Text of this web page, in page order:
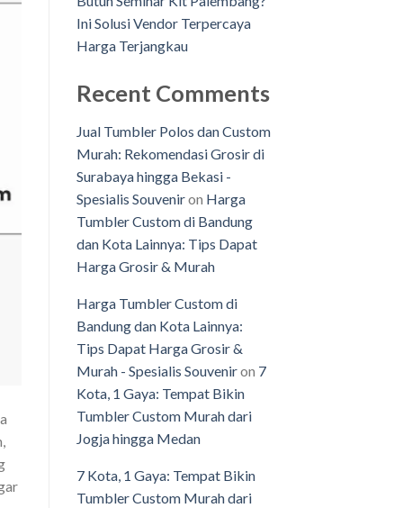
Ini Solusi Vendor Terpercaya
Harga Terjangkau
Recent Comments
Jual Tumbler Polos dan Custom
Murah: Rekomendasi Grosir di
Surabaya hingga Bekasi -
Spesialis Souveniron Harga
Tumbler Custom di Bandung
dan Kota Lainnya: Tips Dapat
Harga Grosir & Murah
Harga Tumbler Custom di
Bandung dan Kota Lainnya:
Tips Dapat Harga Grosir &
Murah - Spesialis Souveniron 7
Kota, 1 Gaya: Tempat Bikin
Tumbler Custom Murah dari
Jogja hingga Medan
7 Kota, 1 Gaya: Tempat Bikin
Tumbler Custom Murah dari